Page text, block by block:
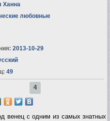
Ханна
любовные
2013-10-29
49
4
венец с одним из самых знатных